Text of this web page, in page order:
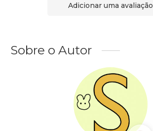
Adicionar uma avaliação
Sobre o Autor